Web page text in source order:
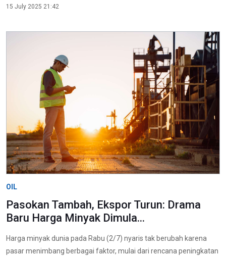
15 July 2025 21:42
OIL
Pasokan Tambah, Ekspor Turun: Drama
Baru Harga Minyak Dimula...
Harga minyak dunia pada Rabu (2/7) nyaris tak berubah karena
pasar menimbang berbagai faktor, mulai dari rencana peningkatan